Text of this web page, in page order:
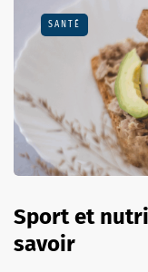
SANTÉ
Sport et
savoir